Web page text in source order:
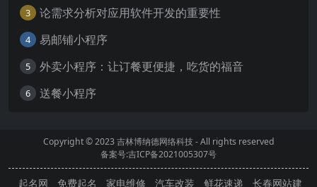
3 论需求分析对应用软件开发的重要性
4 易邮铺小程序
5 外卖小程序：让订餐更便捷，吃货的福音
6 送餐小程序
Copyright © 2023吉林博纳德网络科技- All rights reserved
备案号:吉ICP备2021005307号
起名网 免费起名 家电维修 汽车改装 鲜花速递 长春网站建